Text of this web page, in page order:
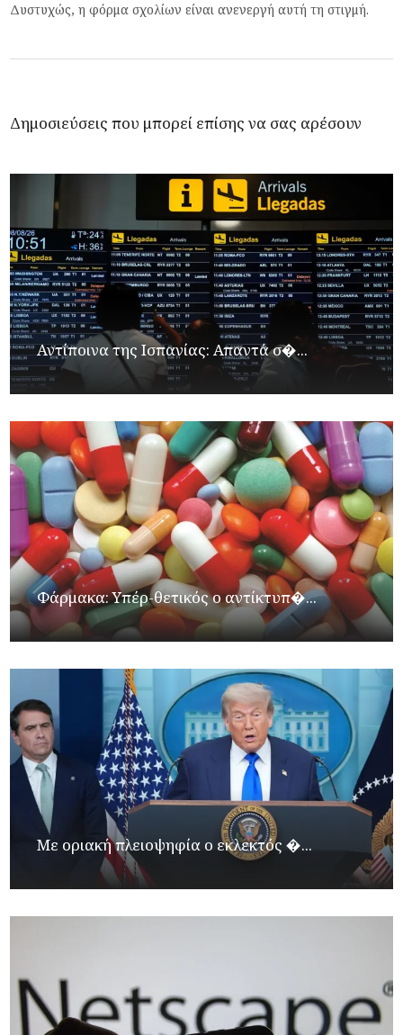
Δυστυχώς, η φόρμα σχολίων είναι ανενεργή αυτή τη στιγμή.
Δημοσιεύσεις που μπορεί επίσης να σας αρέσουν
Αντίποινα της Ισπανίας: Απαντά σ�...
Φάρμακα: Υπέρ-θετικός ο αντίκτυπ�...
Με οριακή πλειοψηφία ο εκλεκτός �...